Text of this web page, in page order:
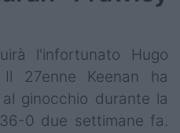
l'infortunato Hugo
27enne Keenan ha
ginocchio durante la
0 due settimane fa.